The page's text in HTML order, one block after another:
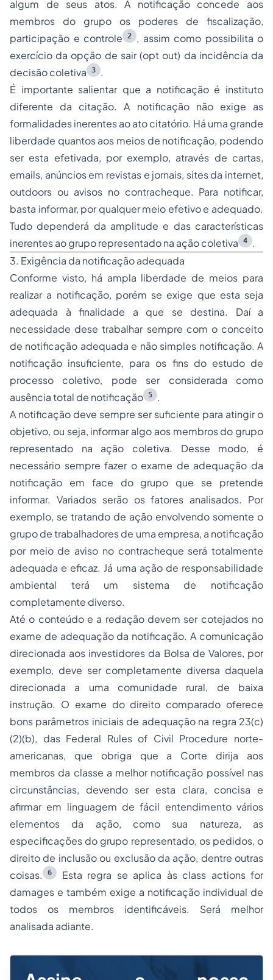
algum de seus atos. A notificação concede aos
membros do grupo os poderes de fiscalização,
participação e controle
2
, assim como possibilita o
exercício da opção de sair (opt out) da incidência da
decisão coletiva
3
.
É importante salientar que a notificação é instituto
diferente da citação. A notificação não exige as
formalidades inerentes ao ato citatório. Há uma grande
liberdade quantos aos meios de notificação, podendo
ser esta efetivada, por exemplo, através de cartas,
emails, anúncios em revistas e jornais, sites da internet,
outdoors ou avisos no contracheque. Para notificar,
basta informar, por qualquer meio efetivo e adequado.
Tudo dependerá da amplitude e das características
inerentes ao grupo representado na ação coletiva
4
.
3. Exigência da notificação adequada
Conforme visto, há ampla liberdade de meios para
realizar a notificação, porém se exige que esta seja
adequada à finalidade a que se destina. Daí a
necessidade dese trabalhar sempre com o conceito
de notificação adequada e não simples notificação. A
notificação insuficiente, para os fins do estudo de
processo coletivo, pode ser considerada como
ausência total de notificação 5
.
A notificação deve sempre ser suficiente para atingir o
objetivo, ou seja, informar algo aos membros do grupo
representado na ação coletiva. Desse modo, é
necessário sempre fazer o exame de adequação da
notificação em face do grupo que se pretende
informar. Variados serão os fatores analisados. Por
exemplo, se tratando de ação envolvendo somente o
grupo de trabalhadores de uma empresa, a notificação
por meio de aviso no contracheque será totalmente
adequada e eficaz. Já uma ação de responsabilidade
ambiental terá um sistema de notificação
completamente diverso.
Até o conteúdo e a redação devem ser cotejados no
exame de adequação da notificação. A comunicação
direcionada aos investidores da Bolsa de Valores, por
exemplo, deve ser completamente diversa daquela
direcionada a uma comunidade rural, de baixa
instrução. O exame do direito comparado oferece
bons parâmetros iniciais de adequação na regra 23(c)
(2)(b), das Federal Rules of Civil Procedure norte-
americanas, que obriga que a Corte dirija aos
membros da classe a melhor notificação possível nas
circunstâncias, devendo ser esta clara, concisa e
afirmar em linguagem de fácil entendimento vários
elementos da ação, como sua natureza, as
especificações do grupo representado, os pedidos, o
direito de inclusão ou exclusão da ação, dentre outras
coisas.
6 Esta regra se aplica às class actions for
damages e também exige a notificação individual de
todos os membros identificáveis. Será melhor
analisada adiante.